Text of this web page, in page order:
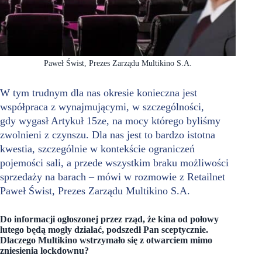
Paweł Świst, Prezes Zarządu Multikino S.A.
W tym trudnym dla nas okresie konieczna jest
współpraca z wynajmującymi, w szczególności,
gdy wygasł Artykuł 15ze, na mocy którego byliśmy
zwolnieni z czynszu. Dla nas jest to bardzo istotna
kwestia, szczególnie w kontekście ograniczeń
pojemości sali, a przede wszystkim braku możliwości
sprzedaży na barach – mówi w rozmowie z Retailnet
Paweł Świst, Prezes Zarządu Multikino S.A.
Do informacji ogłoszonej przez rząd, że kina od połowy
lutego będą mogły działać, podszedł Pan sceptycznie.
Dlaczego Multikino wstrzymało się z otwarciem mimo
zniesienia lockdownu?